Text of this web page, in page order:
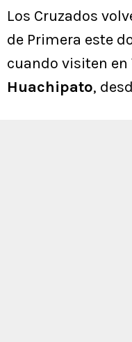
Los Cruzados
de Primera este
cuando visiten en
Huachipato,